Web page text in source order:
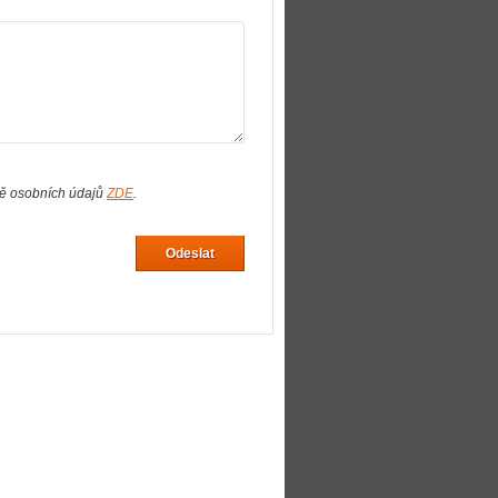
osobních údajůZDE.
Odeslat